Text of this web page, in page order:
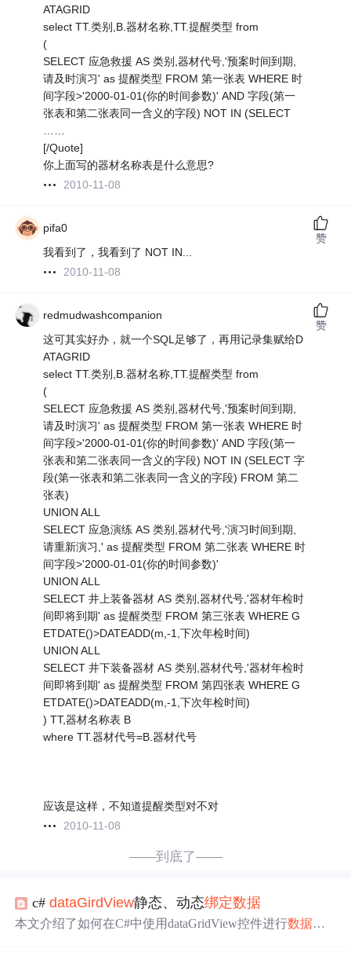
ATAGRID
select TT.类别,B.器材名称,TT.提醒类型 from
(
SELECT 应急救援 AS 类别,器材代号,'预案时间到期,
请及时演习' as 提醒类型 FROM 第一张表 WHERE 时
间字段>'2000-01-01(你的时间参数)' AND 字段(第一
张表和第二张表同一含义的字段) NOT IN (SELECT
……
[/Quote]
你上面写的器材名称表是什么意思?
2010-11-08
pifa0
我看到了，我看到了 NOT IN...
2010-11-08
赞
redmudwashcompanion
这可其实好办，就一个SQL足够了，再用记录集赋给D
ATAGRID
select TT.类别,B.器材名称,TT.提醒类型 from
(
SELECT 应急救援 AS 类别,器材代号,'预案时间到期,
请及时演习' as 提醒类型 FROM 第一张表 WHERE 时
间字段>'2000-01-01(你的时间参数)' AND 字段(第一
张表和第二张表同一含义的字段) NOT IN (SELECT 字
段(第一张表和第二张表同一含义的字段) FROM 第二
张表)
UNION ALL
SELECT 应急演练 AS 类别,器材代号,'演习时间到期,
请重新演习,' as 提醒类型 FROM 第二张表 WHERE 时
间字段>'2000-01-01(你的时间参数)'
UNION ALL
SELECT 井上装备器材 AS 类别,器材代号,'器材年检时
间即将到期' as 提醒类型 FROM 第三张表 WHERE G
ETDATE()>DATEADD(m,-1,下次年检时间)
UNION ALL
SELECT 井下装备器材 AS 类别,器材代号,'器材年检时
间即将到期' as 提醒类型 FROM 第四张表 WHERE G
ETDATE()>DATEADD(m,-1,下次年检时间)
) TT,器材名称表 B
where TT.器材代号=B.器材代号
应该是这样，不知道提醒类型对不对
2010-11-08
赞
——到底了——
c#dataGirdView静态、动态绑定数据
本文介绍了如何在C#中使用dataGridView控件进行数据绑